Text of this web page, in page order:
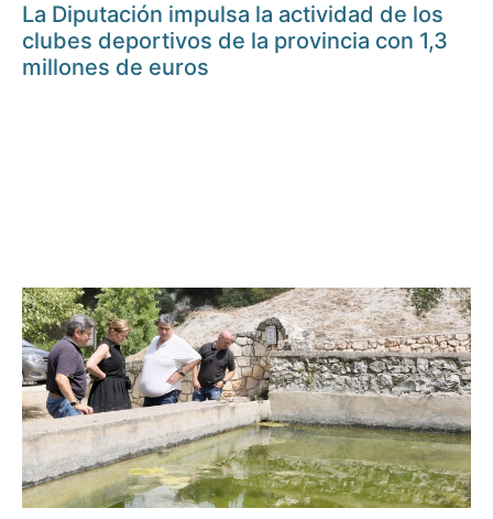
La Diputación impulsa la actividad de los
clubes deportivos de la provincia con 1,3
millones de euros